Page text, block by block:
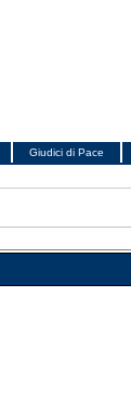
Giudici di Pace